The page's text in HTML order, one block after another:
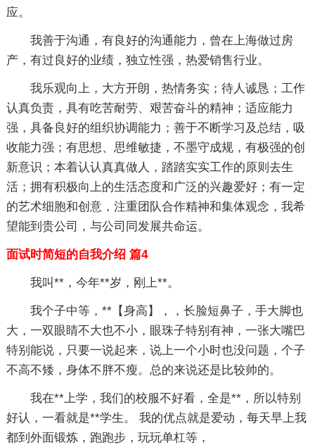
应。
我善于沟通，有良好的沟通能力，曾在上海做过房
产，有过良好的业绩，独立性强，热爱销售行业。
我乐观向上，大方开朗，热情务实；待人诚恳；工作
认真负责，具有吃苦耐劳、艰苦奋斗的精神；适应能力
强，具备良好的组织协调能力；善于不断学习及总结，吸
收能力强；有思想、思维敏捷，不墨守成规，有极强的创
新意识；本着认认真真做人，踏踏实实工作的原则去生
活；拥有积极向上的生活态度和广泛的兴趣爱好；有一定
的艺术细胞和创意，注重团队合作精神和集体观念，我希
望能到贵公司，与公司同发展共命运。
面试时简短的自我介绍 篇4
我叫**，今年**岁，刚上**。
我个子中等，**【身高】，，长脸短鼻子，手大脚也
大，一双眼睛不大也不小，眼珠子特别有神，一张大嘴巴
特别能说，只要一说起来，说上一个小时也没问题，个子
不高不矮，身体不胖不瘦。总的来说还是比较帅的。
我在**上学，我们的校服不好看，全是**，所以特别
好认，一看就是**学生。 我的优点就是爱动，每天早上我
都到外面锻炼，跑跑步，玩玩单杠等，